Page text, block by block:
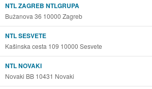
NTL ZAGREB NTLGRUPA
Bužanova 36 10000 Zagreb
NTL SESVETE
Kašinska cesta 109 10000 Sesvete
NTL NOVAKI
Novaki BB 10431 Novaki